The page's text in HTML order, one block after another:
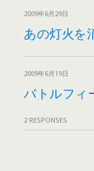
2009年6月29日
あの灯火を
2009年6月19日
バトルフィ
2 RESPONSES